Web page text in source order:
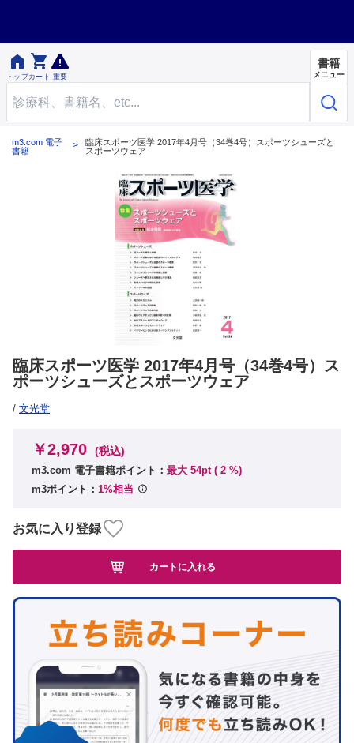

トップ

カート 重要
書籍
メニュー
m3.com 電子
書籍
臨床スポーツ医学 2017年4月号（34巻4号）スポーツシューズと
スポーツウェア
臨床スポーツ医学 2017年4月号（34巻4号）ス
ポーツシューズとスポーツウェア
/ 文光堂
￥2,970 (税込)
m3.com 電子書籍ポイント： 最大 54pt ( 2 %)
m3ポイント： 1%相当
お気に入り登録
カートに入れる